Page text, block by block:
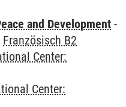
and Development -
Französisch B2
Center:
Center: